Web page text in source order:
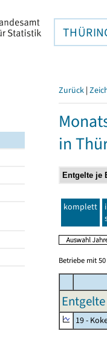
Zurück |
in
komplett
Betriebe mit
19 -